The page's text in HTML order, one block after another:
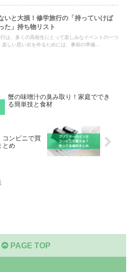
いと大損！修学旅行の「持っていけば
た」持ち物リスト
は、多くの高校生にとって楽しみなイベントの一つ
楽しい思い出を作るためには、事前の準備...
蟹の味噌汁の臭み取り！家庭ででき
る簡単技と食材
コンビニで買
とめ
PAGE TOP